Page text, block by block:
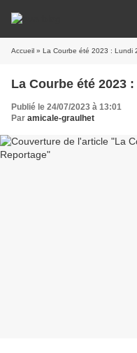
Accueil » La Courbe été 2023 : Lundi
La Courbe été 2023
Publié le 24/07/2023 à 13:01
Par amicale-graulhet